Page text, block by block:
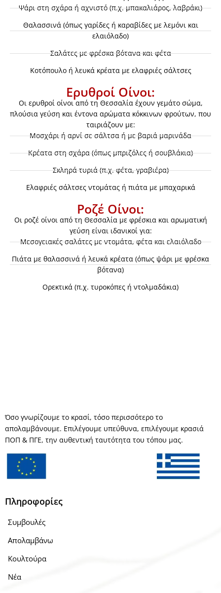
Ψάρι στη σχάρα ή αχνιστό (π.χ. μπακαλιάρος, λαβράκι)
Θαλασσινά (όπως γαρίδες ή καραβίδες με λεμόνι και
ελαιόλαδο)
Σαλάτες με φρέσκα βότανα και φέτα
Κοτόπουλο ή λευκά κρέατα με ελαφριές σάλτσες
Ερυθροί Οίνοι:
Οι ερυθροί οίνοι από τη Θεσσαλία έχουν γεμάτο σώμα,
πλούσια γεύση και έντονα αρώματα κόκκινων φρούτων, που
ταιριάζουν με:
Μοσχάρι ή αρνί σε σάλτσα ή με βαριά μαρινάδα
Κρέατα στη σχάρα (όπως μπριζόλες ή σουβλάκια)
Σκληρά τυριά (π.χ. φέτα, γραβιέρα)
Ελαφριές σάλτσες ντομάτας ή πιάτα με μπαχαρικά
Ροζέ Οίνοι:
Οι ροζέ οίνοι από τη Θεσσαλία με φρέσκια και αρωματική
γεύση είναι ιδανικοί για:
Μεσογειακές σαλάτες με ντομάτα, φέτα και ελαιόλαδο
Πιάτα με θαλασσινά ή λευκά κρέατα (όπως ψάρι με φρέσκα
βότανα)
Ορεκτικά (π.χ. τυροκόπες ή ντολμαδάκια)
Όσο γνωρίζουμε το κρασί, τόσο περισσότερο το
απολαμβάνουμε. Επιλέγουμε υπεύθυνα, επιλέγουμε κρασιά
ΠΟΠ & ΠΓΕ, την αυθεντική ταυτότητα του τόπου μας.
Πληροφορίες
Συμβουλές
Απολαμβάνω
Κουλτούρα
Νέα